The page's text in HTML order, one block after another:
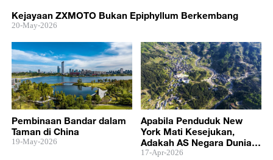
Kejayaan ZXMOTO Bukan Epiphyllum Berkembang
20-May-2026
Pembinaan Bandar dalam
Taman di China
19-May-2026
Apabila Penduduk New
York Mati Kesejukan,
Adakah AS Negara Dunia
Ketiga?
17-Apr-2026